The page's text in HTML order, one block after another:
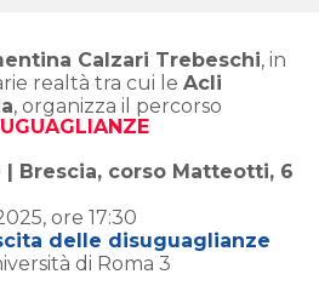
Calzari Trebeschi, in
realtà tra cui le Acli
, organizza il percorso
| Brescia, corso Matteotti, 6
ore 17:30
delle disuguaglianze
di Roma 3